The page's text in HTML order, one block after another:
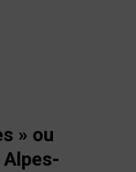
» ou
Alpes-